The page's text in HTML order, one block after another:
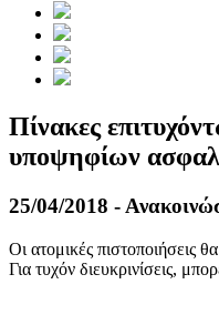
Πίνακες
υποψηφίων
25/04/2018 -
Οι ατομικές πιστοποιήσεις
Για τυχόν διευκρινίσεις,